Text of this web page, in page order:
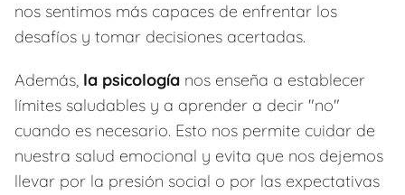
nos sentimos más capaces de enfrentar los
desafíos y tomar decisiones acertadas.
Además, la psicología nos enseña a establecer
límites saludables y a aprender a decir "no"
cuando es necesario. Esto nos permite cuidar de
nuestra salud emocional y evita que nos dejemos
llevar por la presión social o por las expectativas